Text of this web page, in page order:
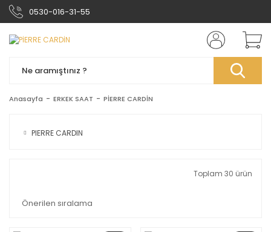
0530-016-31-55
Anasayfa ERKEK SAAT PİERRE CARDİN
PIERRE CARDIN
Toplam 30 ürün